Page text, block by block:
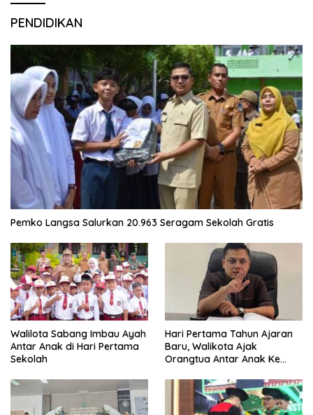
PENDIDIKAN
Pemko Langsa Salurkan 20.963 Seragam Sekolah Gratis
Walilota Sabang Imbau Ayah
Antar Anak di Hari Pertama
Sekolah
Hari Pertama Tahun Ajaran
Baru, Walikota Ajak
Orangtua Antar Anak Ke